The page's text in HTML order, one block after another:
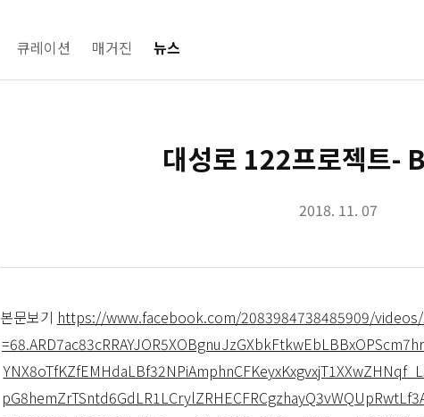
큐레이션 매거진 뉴스
대성로 122프로젝트-
2018. 11. 07
본문보기 https://www.facebook.com/2083984738485909/